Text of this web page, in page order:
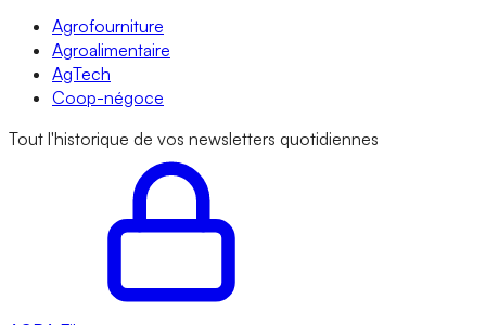
Agrofourniture
Agroalimentaire
AgTech
Coop-négoce
Tout l'historique de vos newsletters quotidiennes